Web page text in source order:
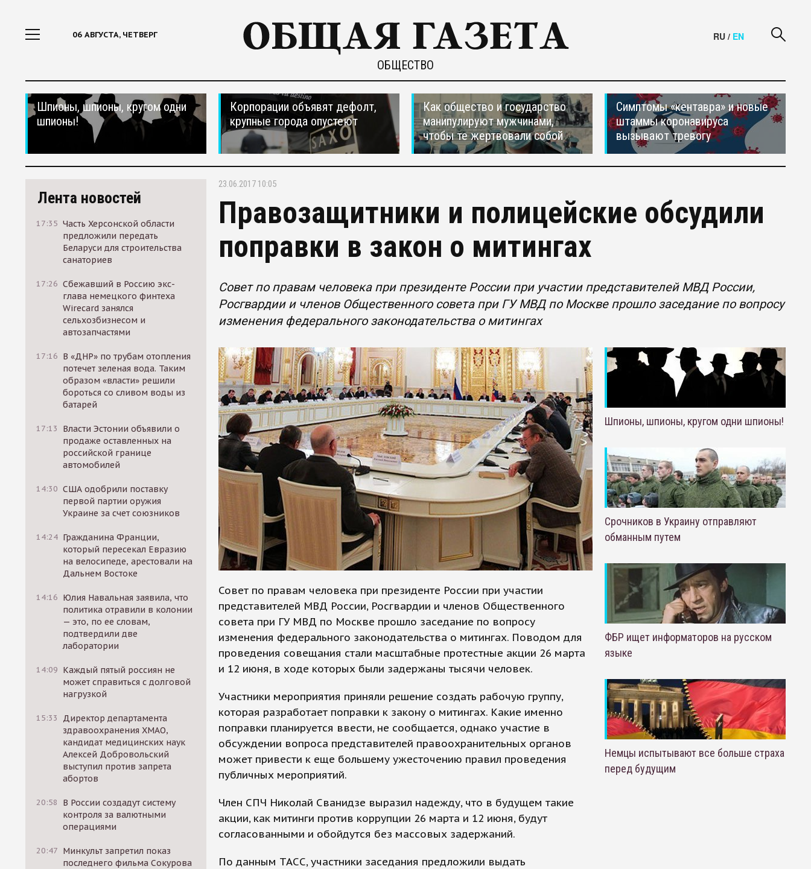
06 АВГУСТА, ЧЕТВЕРГ
ОБЩЕСТВО
RU / EN
Шпионы, шпионы, кругом одни
шпионы!
Корпорации объявят дефолт,
крупные города опустеют
Как общество и государство
манипулируют мужчинами,
чтобы те жертвовали собой
Симптомы «кентавра» и новые
штаммы коронавируса
вызывают тревогу
Лента новостей
17:35 Часть Херсонской области
предложили передать
Беларуси для строительства
санаториев
17:26 Сбежавший в Россию экс-
глава немецкого финтеха
Wirecard занялся
сельхозбизнесом и
автозапчастями
17:16 В «ДНР» по трубам отопления
потечет зеленая вода. Таким
образом «власти» решили
бороться со сливом воды из
батарей
17:13
Власти Эстонии объявили о
продаже оставленных на
российской границе
автомобилей
14:30 США одобрили поставку
первой партии оружия
Украине за счет союзников
14:24 Гражданина Франции,
который пересекал Евразию
на велосипеде, арестовали на
Дальнем Востоке
14:16 Юлия Навальная заявила, что
политика отравили в колонии
— это, по ее словам,
подтвердили две
лаборатории
14:09 Каждый пятый россиян не
может справиться с долговой
нагрузкой
15:33
Директор департамента
здравоохранения ХМАО,
кандидат медицинских наук
Алексей Добровольский
выступил против запрета
абортов
20:58
В России создадут систему
контроля за валютными
операциями
20:47 Минкульт запретил показ
последнего фильма Сокурова
23.06.2017 10:05
Правозащитники и полицейские обсудили
поправки в закон о митингах
Совет по правам человека при президенте России при участии представителей МВД России,
Росгвардии и членов Общественного совета при ГУ МВД по Москве прошло заседание по вопросу
изменения федерального законодательства о митингах
Совет по правам человека при президенте России при участии
представителей МВД России, Росгвардии и членов Общественного
совета при ГУ МВД по Москве прошло заседание по вопросу
изменения федерального законодательства о митингах. Поводом для
проведения совещания стали масштабные протестные акции 26 марта
и 12 июня, в ходе которых были задержаны тысячи человек.
Участники мероприятия приняли решение создать рабочую группу,
которая разработает поправки к закону о митингах. Какие именно
поправки планируется ввести, не сообщается, однако участие в
обсуждении вопроса представителей правоохранительных органов
может привести к еще большему ужесточению правил проведения
публичных мероприятий.
Член СПЧ Николай Сванидзе выразил надежду, что в будущем такие
акции, как митинги против коррупции 26 марта и 12 июня, будут
согласованными и обойдутся без массовых задержаний.
По данным ТАСС, участники заседания предложили выдать
Шпионы, шпионы, кругом одни шпионы!
Срочников в Украину отправляют
обманным путем
ФБР ищет информаторов на русском
языке
Немцы испытывают все больше страха
перед будущим